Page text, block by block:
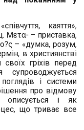
каяття»,
Μετα- – приставка,
– «думка, розум,
в християнстві
гріхів перед
і системи
про відмову
описується і як
що триває все